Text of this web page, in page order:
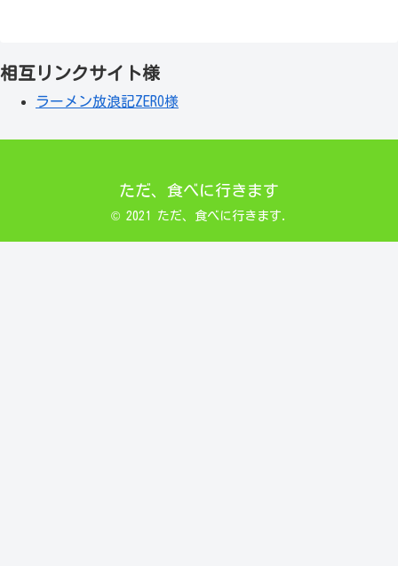
相互リンクサイト様
ラーメン放浪記ZERO様
ただ、食べに行きます
© 2021 ただ、食べに行きます.